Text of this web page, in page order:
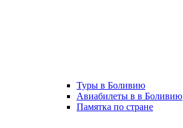
Туры в Боливию
Авиабилеты в в Боливию
Памятка по стране